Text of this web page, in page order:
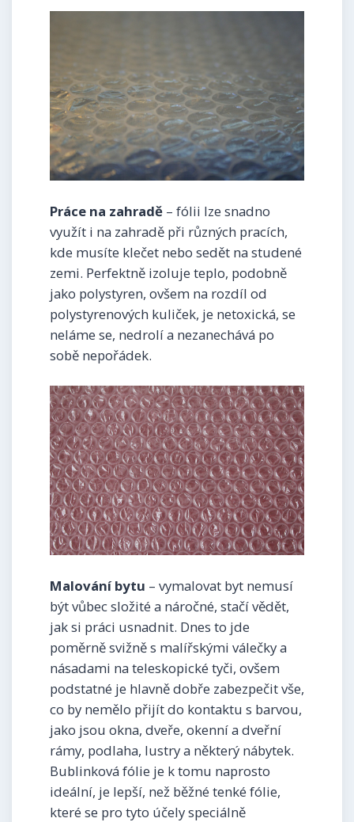
Práce na zahradě – fólii lze snadno
využít i na zahradě při různých pracích,
kde musíte klečet nebo sedět na studené
zemi. Perfektně izoluje teplo, podobně
jako polystyren, ovšem na rozdíl od
polystyrenových kuliček, je netoxická, se
neláme se, nedrolí a nezanechává po
sobě nepořádek.
Malování bytu – vymalovat byt nemusí
být vůbec složité a náročné, stačí vědět,
jak si práci usnadnit. Dnes to jde
poměrně svižně s malířskými válečky a
násadami na teleskopické tyči, ovšem
podstatné je hlavně dobře zabezpečit vše,
co by nemělo přijít do kontaktu s barvou,
jako jsou okna, dveře, okenní a dveřní
rámy, podlaha, lustry a některý nábytek.
Bublinková fólie je k tomu naprosto
ideální, je lepší, než běžné tenké fólie,
které se pro tyto účely speciálně